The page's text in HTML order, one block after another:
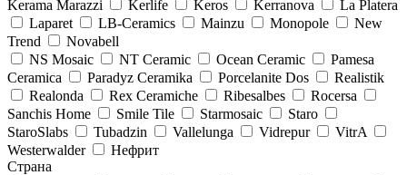
Kerama Marazzi
Kerlife Keros Kerranova
La Platera
Laparet
LB-Ceramics Mainzu Monopole
New
Trend
Novabell
NS Mosaic
NT Ceramic Ocean Ceramic
Pamesa
Ceramica
Paradyz Сeramika Porcelanite Dos
Realistik
Realonda
Rex Ceramiche Ribesalbes
Rocersa
Sanchis Home
Smile Tile Starmosaic
Staro
StaroSlabs
Tubadzin Vallelunga Vidrepur
VitrA
Westerwalder
Нефрит
Страна